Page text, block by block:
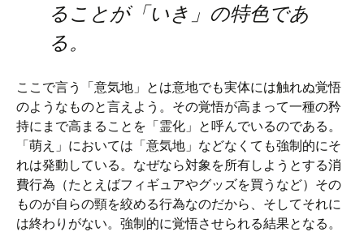
ることが「いき」の特色であ
る。
ここで言う「意気地」とは意地でも実体には触れぬ覚悟
のようなものと言えよう。その覚悟が高まって一種の矜
持にまで高まることを「霊化」と呼んでいるのである。
「萌え」においては「意気地」などなくても強制的にそ
れは発動している。なぜなら対象を所有しようとする消
費行為（たとえばフィギュアやグッズを買うなど）その
ものが自らの頸を絞める行為なのだから、そしてそれに
は終わりがない。強制的に覚悟させられる結果となる。